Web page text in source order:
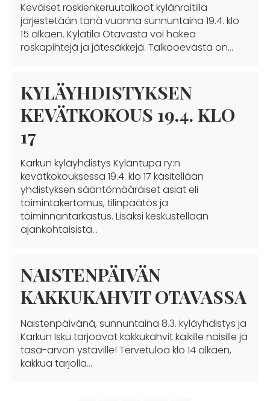
Keväiset roskienkeruutalkoot kylänraitilla
järjestetään tänä vuonna sunnuntaina 19.4. klo
15 alkaen. Kylätila Otavasta voi hakea
roskapihtejä ja jätesäkkejä. Talkooevästä on…
KYLÄYHDISTYKSEN
KEVÄTKOKOUS 19.4. KLO
17
Karkun kyläyhdistys Kyläntupa ry:n
kevätkokouksessa 19.4. klo 17 käsitellään
yhdistyksen sääntömääräiset asiat eli
toimintakertomus, tilinpäätös ja
toiminnantarkastus. Lisäksi keskustellaan
ajankohtaisista…
NAISTENPÄIVÄN
KAKKUKAHVIT OTAVASSA
Naistenpäivänä, sunnuntaina 8.3. kyläyhdistys ja
Karkun Isku tarjoavat kakkukahvit kaikille naisille ja
tasa-arvon ystäville! Tervetuloa klo 14 alkaen,
kakkua tarjolla…